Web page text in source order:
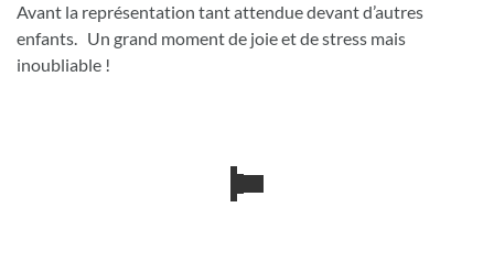
Avant la représentation tant attendue devant d’autres
enfants. Un grand moment de joie et de stress mais
inoubliable !